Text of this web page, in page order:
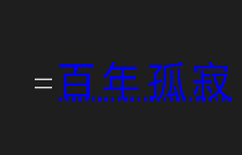
百年孤寂